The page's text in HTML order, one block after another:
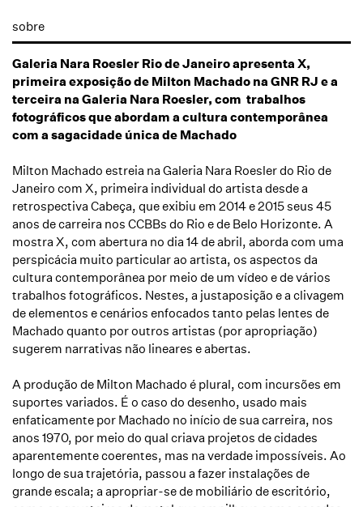
sobre
Galeria Nara Roesler Rio de Janeiro apresenta X,
primeira exposição de Milton Machado na GNR RJ e a
terceira na Galeria Nara Roesler, com trabalhos
fotográficos que abordam a cultura contemporânea
com a sagacidade única de Machado
Milton Machado estreia na Galeria Nara Roesler do Rio de
Janeiro com X, primeira individual do artista desde a
retrospectiva Cabeça, que exibiu em 2014 e 2015 seus 45
anos de carreira nos CCBBs do Rio e de Belo Horizonte. A
mostra X, com abertura no dia 14 de abril, aborda com uma
perspicácia muito particular ao artista, os aspectos da
cultura contemporânea por meio de um vídeo e de vários
trabalhos fotográficos. Nestes, a justaposição e a clivagem
de elementos e cenários enfocados tanto pelas lentes de
Machado quanto por outros artistas (por apropriação)
sugerem narrativas não lineares e abertas.
A produção de Milton Machado é plural, com incursões em
suportes variados. É o caso do desenho, usado mais
enfaticamente por Machado no início de sua carreira, nos
anos 1970, por meio do qual criava projetos de cidades
aparentemente coerentes, mas na verdade impossíveis. Ao
longo de sua trajetória, passou a fazer instalações de
grande escala; a apropriar-se de mobiliário de escritório,